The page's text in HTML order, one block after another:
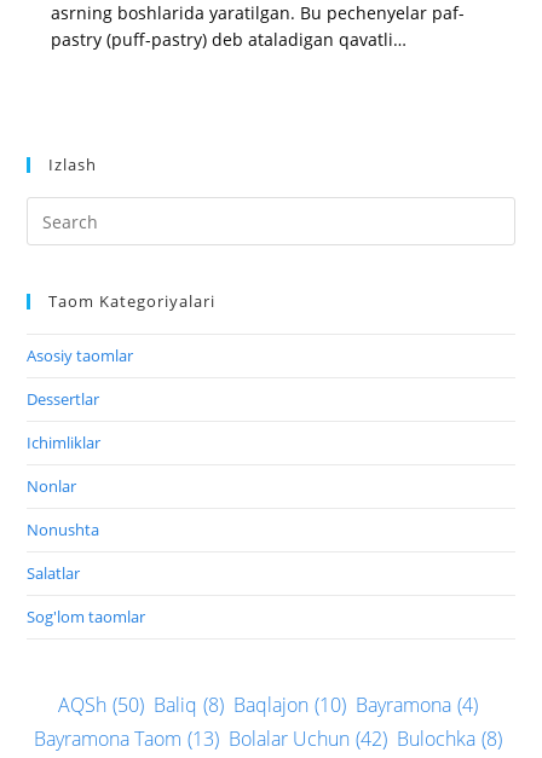
asrning boshlarida yaratilgan. Bu pechenyelar paf-
pastry (puff-pastry) deb ataladigan qavatli…
Izlash
Taom Kategoriyalari
Asosiy taomlar
Dessertlar
Ichimliklar
Nonlar
Nonushta
Salatlar
Sog'lom taomlar
AQSh (50) Baliq (8) Baqlajon (10) Bayramona (4)
Bayramona Taom (13) Bolalar Uchun (42) Bulochka (8)